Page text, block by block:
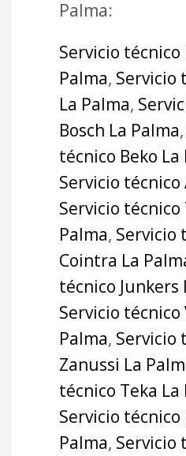
Palma:
Servicio técnico
Palma, Servicio
La Palma,
Bosch La Palma,
técnico Beko La
Servicio técnico
Servicio técnico
Palma, Servicio
Cointra La
técnico Junkers
Servicio
Palma, Servicio
Zanussi La
técnico Teka La
Servicio técnico
Palma, Servicio